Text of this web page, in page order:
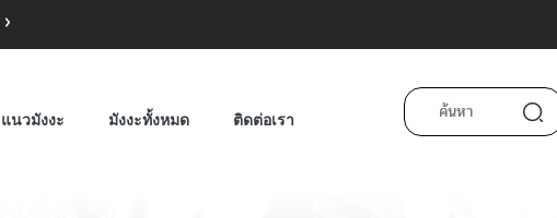
แนวมังงะ มังงะทั้งหมด ติดต่อเรา